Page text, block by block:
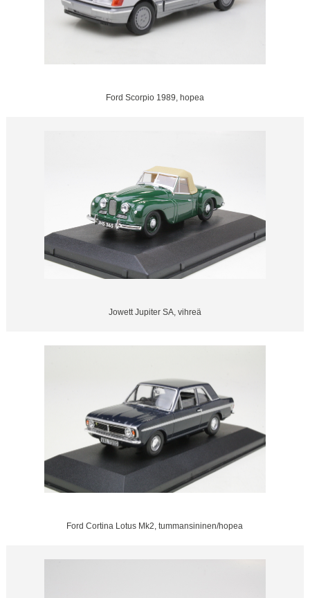
Ford Scorpio 1989, hopea
Jowett Jupiter SA, vihreä
Ford Cortina Lotus Mk2, tummansininen/hopea